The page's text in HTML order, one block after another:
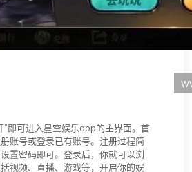
”即可进入星空娱乐app的主界面。首
账号或登录已有账号。注册过程简
置密码即可。登录后，你就可以浏
视频、直播、游戏等，开启你的娱